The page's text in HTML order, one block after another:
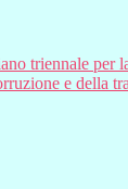
triennale per
e della